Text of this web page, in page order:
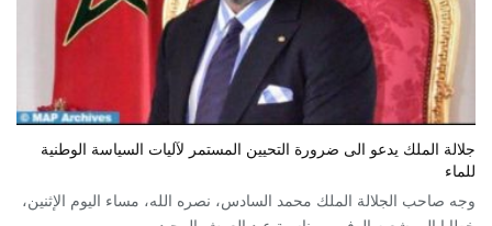
جلالة الملك يدعو الى ضرورة التحيين المستمر لآليات السياسة الوطنية
للماء
وجه صاحب الجلالة الملك محمد السادس، نصره الله، مساء اليوم الإثنين،